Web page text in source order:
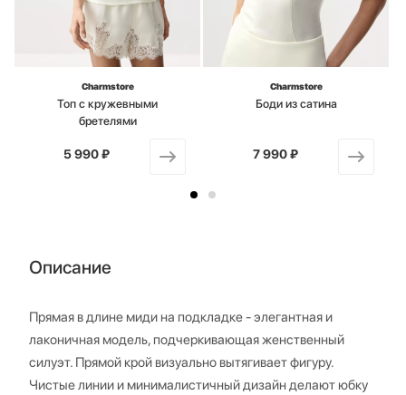
Charmstore
Топ с кружевными
бретелями
от
5 990 ₽
Charmstore
Боди из сатина
от
7 990 ₽
Описание
Прямая в длине миди на подкладке - элегантная и
лаконичная модель, подчеркивающая женственный
силуэт. Прямой крой визуально вытягивает фигуру.
Чистые линии и минималистичный дизайн делают юбку